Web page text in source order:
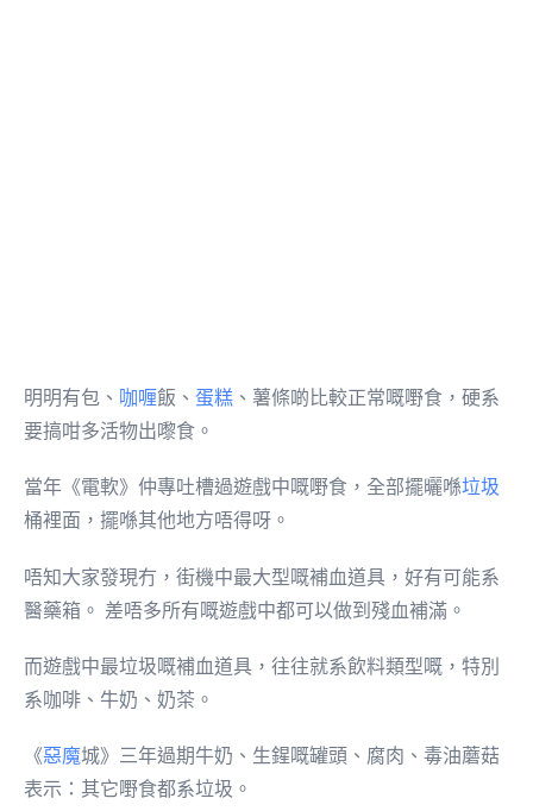
明明有包、 咖喱飯、 蛋糕 、薯條啲比較正常嘅嘢食，硬系
要搞咁多活物出嚟食。
當年《電軟》仲專吐槽過遊戲中嘅嘢食，全部擺曬喺垃圾
桶裡面，擺喺其他地方唔得呀。
唔知大家發現冇，街機中最大型嘅補血道具，好有可能系
醫藥箱。 差唔多所有嘅遊戲中都可以做到殘血補滿。
而遊戲中最垃圾嘅補血道具，往往就系飲料類型嘅，特別
系咖啡、牛奶、奶茶。
《惡魔城》三年過期牛奶、生鍟嘅罐頭、腐肉、毒油蘑菇
表示：其它嘢食都系垃圾。